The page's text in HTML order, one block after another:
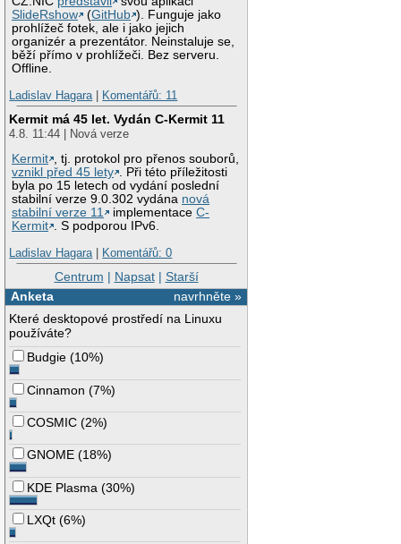
SlideRshow
(GitHub ). Funguje jako
prohlížeč fotek, ale i jako jejich
organizér a prezentátor. Neinstaluje se,
běží přímo v prohlížeči. Bez serveru.
Offline.
Ladislav Hagara| Komentářů: 11
Kermit má 45 let. Vydán C-Kermit 11
4.8. 11:44 | Nová verze
Kermit , tj. protokol pro přenos souborů,
vznikl před 45 lety . Při této příležitosti
byla po 15 letech od vydání poslední
stabilní verze 9.0.302 vydána nová
stabilní verze 11
implementaceC-
Kermit . S podporou IPv6.
Ladislav Hagara| Komentářů: 0
Centrum | Napsat| Starší
navrhněte »
Anketa
Které desktopové prostředí na Linuxu
používáte?
Budgie (10%)
Cinnamon (7%)
COSMIC (2%)
GNOME (18%)
KDE Plasma (30%)
LXQt (6%)